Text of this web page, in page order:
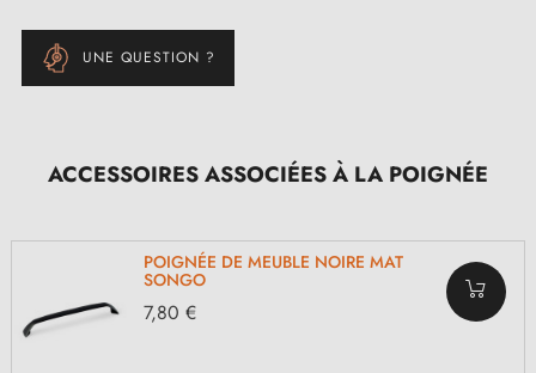
UNE QUESTION ?
ACCESSOIRES ASSOCIÉES À LA POIGNÉE
POIGNÉE DE MEUBLE NOIRE MAT
SONGO
7,80 €